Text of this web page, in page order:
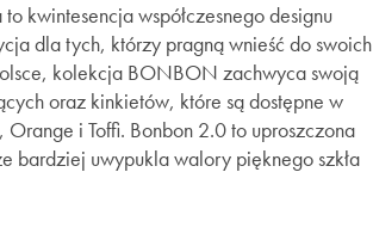
kwintesencja współczesnego designu
dla tych, którzy pragną wnieść do swoich
kolekcja BONBON zachwyca swoją
oraz kinkietów, które są dostępne w
i Toffi. Bonbon 2.0 to uproszczona
bardziej uwypukla walory pięknego szkła